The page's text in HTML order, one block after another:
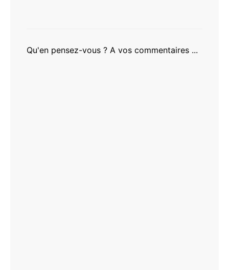
Qu'en pensez-vous ? A vos commentaires ...